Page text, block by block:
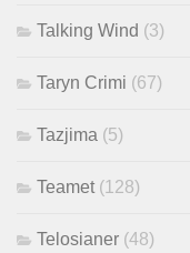
Talking Wind (3)
Taryn Crimi (67)
Tazjima (5)
Teamet (128)
Telosianer (48)